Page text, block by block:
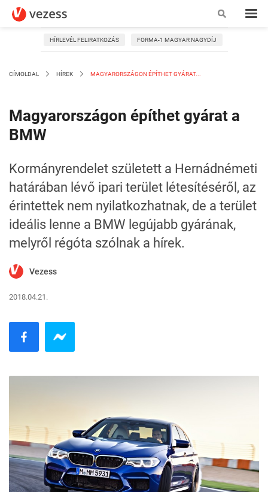
HÍRLEVÉL FELIRATKOZÁS FORMA-1 MAGYAR NAGYDÍJ
CÍMOLDAL HÍREK MAGYARORSZÁGON ÉPÍTHET GYÁRAT...
Magyarországon építhet gyárat a
BMW
Kormányrendelet született a Hernádnémeti
határában lévő ipari terület létesítéséről, az
érintettek nem nyilatkozhatnak, de a terület
ideális lenne a BMW legújabb gyárának,
melyről régóta szólnak a hírek.
Vezess
2018.04.21.